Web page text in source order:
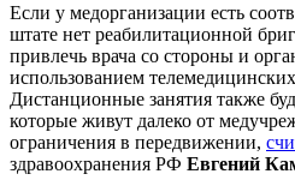
Если у медорганизации есть
штате нет реабилитационной
привлечь врача со стороны и
использованием
Дистанционные занятия также
которые живут далеко от
ограничения в передвижении,
здравоохранения РФ Евгений